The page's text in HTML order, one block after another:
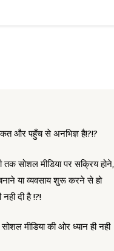
और पहुँच से अनभिज्ञ है!?!?
सोशल मीडिया पर सक्रिय होने,
या व्यवसाय शुरू करने से हो
दी है !?!
मीडिया की ओर ध्यान ही नही